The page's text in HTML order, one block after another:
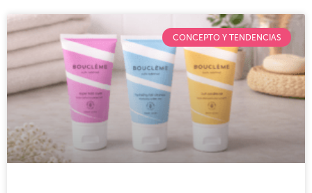
CONCEPTO Y TENDENCIAS